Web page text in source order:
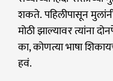
शकते. पहिलीपासून
मोठी झाल्यावर त्यांना
का, कोणत्या भाषा
हवं.